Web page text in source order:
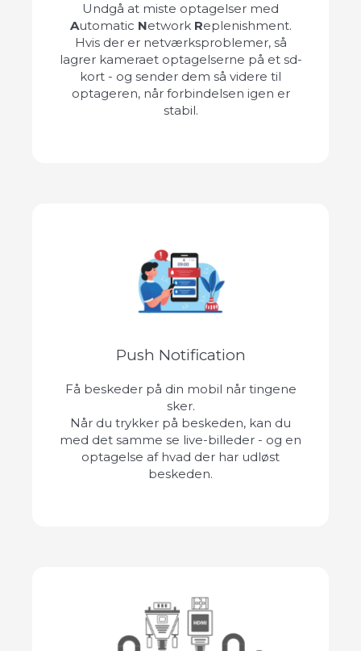
Undgå at miste optagelser med
Automatic Network Replenishment.
Hvis der er netværksproblemer, så
lagrer kameraet optagelserne på et sd-
kort - og sender dem så videre til
optageren, når forbindelsen igen er
stabil.
Push Notification
Få beskeder på din mobil når tingene
sker.
Når du trykker på beskeden, kan du
med det samme se live-billeder - og en
optagelse af hvad der har udløst
beskeden.